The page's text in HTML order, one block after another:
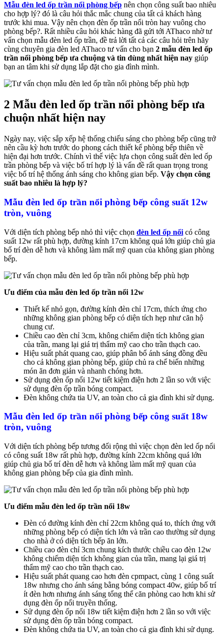
Mẫu đèn led ốp trần nổi phòng bếp nên chọn công suất bao nhiêu
cho hợp lý? đó là câu hỏi thắc mắc chung của tất cả khách hàng
trước khi mua. Vậy nên chọn đèn ốp trần nổi tròn hay vuông cho
phòng bếp?. Rất nhiều câu hỏi khác hàng đã gửi tới AThaco nhờ tư
vấn chọn mẫu đèn led ốp trần, đề trả lời tất cả các câu hỏi trên hãy
cùng chuyên gia đèn led AThaco tư vấn cho bạn 2 mẫu đèn led ốp
trần nổi phòng bếp ưa chuộng và tin dùng nhất hiện nay giúp
bạn an tâm khi sử dụng lắp đặt cho gia đình mình.
2 Mẫu đèn led ốp trần nổi phòng bếp ưa
chuộn nhất hiện nay
Ngày nay, việc sắp xếp hệ thống chiếu sáng cho phòng bếp cũng trở
nên cầu kỳ hơn trước do phong cách thiết kế phòng bếp thiên về
hiện đại hơn trước. Chính vì thế việc lựa chọn công suất đèn led ốp
trần phòng bếp và việc bố trí hợp lý là vấn đề rất quan trọng trong
việc bố trí hệ thống ánh sáng cho không gian bếp. Vậy chọn công
suất bao nhiêu là hợp lý?
Mẫu đèn led ốp trần nổi phòng bếp công suất 12w
tròn, vuông
Với diện tích phòng bếp nhỏ thì việc chọn đèn led ốp nổi có công
suất 12w rất phù hợp, đường kính 17cm không quá lớn giúp chủ gia
bố trí đèn dễ hơn và không làm mất mỹ quan của không gian phòng
bếp.
Ưu điểm của mẫu đèn led ốp trần nổi 12w
Thiết kế nhỏ gọn, đường kính đèn chỉ 17cm, thích ứng cho
những không gian phòng bếp có diện tích hẹp như căn hộ
chung cư.
Chiều cao đèn chỉ 3cm, không chiếm diện tích không gian
của trần, mang lại giá trị thẩm mỹ cao cho trần thạch cao.
Hiệu suất phát quang cao, giúp phân bổ ánh sáng đồng đều
cho cả không gian phòng bếp, giúp chủ ra chế biến những
món ăn đơn giản và nhanh chóng hơn.
Sử dụng đèn ốp nổi 12w tiết kiệm điện hơn 2 lần so với việc
sử dụng đèn ốp trần bóng compact.
Đèn không chứa tia UV, an toàn cho cả gia đình khi sử dụng.
Mẫu đèn led ốp trần nổi phòng bếp công suất 18w
tròn, vuông
Với diện tích phòng bếp tương đối rộng thì việc chọn đèn led ốp nổi
có công suất 18w rất phù hợp, đường kính 22cm không quá lớn
giúp chủ gia bố trí đèn dễ hơn và không làm mất mỹ quan của
không gian phòng bếp của gia đình mình.
Ưu điểm mẫu đèn led ốp trần nổi 18w
Đèn có đường kính đèn chỉ 22cm không quá to, thích ứng với
những phòng bếp có diện tích lớn và trần cao thường sử dụng
cho nhà ở có diện tích bếp ăn lớn.
Chiều cao đèn chỉ 3cm chung kích thước chiều cao đèn 12w
không chiếm diện tích không gian của trần, mang lại giá trị
thẩm mỹ cao cho trần thạch cao.
Hiệu suất phát quang cao hơn đèn cpmpact, cùng 1 công suất
18w nhưng cho ánh sáng bằng bóng compact 40w, giúp bố trí
ít đèn hơn nhưng ánh sáng tổng thể căn phòng cao hơn khi sử
dụng đèn ốp nổi truyền thống.
Sử dụng đèn ốp nổi 18w tiết kiệm điện hơn 2 lần so với việc
sử dụng đèn ốp trần bóng compact.
Đèn không chứa tia UV, an toàn cho cả gia đình khi sử dụng.